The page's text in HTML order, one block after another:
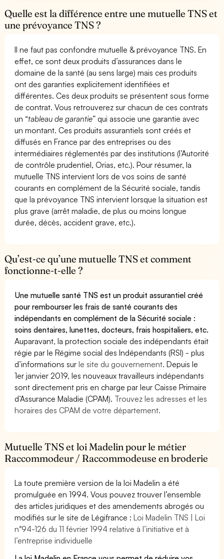
Quelle est la différence entre une mutuelle TNS et
une prévoyance TNS ?
Il ne faut pas confondre mutuelle & prévoyance TNS. En
effet, ce sont deux produits d’assurances dans le
domaine de la santé (au sens large) mais ces produits
ont des garanties explicitement identifiées et
différentes. Ces deux produits se présentent sous forme
de contrat. Vous retrouverez sur chacun de ces contrats
un “tableau de garantie” qui associe une garantie avec
un montant. Ces produits assurantiels sont créés et
diffusés en France par des entreprises ou des
intermédiaires réglementés par des institutions (l’Autorité
de contrôle prudentiel, Orias, etc.). Pour résumer, la
mutuelle TNS intervient lors de vos soins de santé
courants en complément de la Sécurité sociale, tandis
que la prévoyance TNS intervient lorsque la situation est
plus grave (arrêt maladie, de plus ou moins longue
durée, décès, accident grave, etc.).
Qu’est-ce qu’une mutuelle TNS et comment
fonctionne-t-elle ?
Une mutuelle santé TNS est un produit assurantiel créé
pour rembourser les frais de santé courants des
indépendants en complément de la Sécurité sociale :
soins dentaires, lunettes, docteurs, frais hospitaliers, etc.
Auparavant, la protection sociale des indépendants était
régie par le Régime social des Indépendants (RSI) - plus
d’informations surle site du gouvernement. Depuis le
1er janvier 2019, les nouveaux travailleurs indépendants
sont directement pris en charge par leur Caisse Primaire
d’Assurance Maladie (CPAM). Trouvez les adresses et les
horaires des CPAM de votre département.
Mutuelle TNS et loi Madelin pour le métier
Raccommodeur / Raccommodeuse en broderie
La toute première version de la loi Madelin a été
promulguée en 1994. Vous pouvez trouver l’ensemble
des articles juridiques et des amendements abrogés ou
modifiés sur le site de Légifrance :Loi Madelin TNS | Loi
n°94-126 du 11 février 1994 relative à l’initiative et à
l’entreprise individuelle